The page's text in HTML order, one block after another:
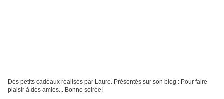
Des petits cadeaux réalisés par Laure. Présentés sur son blog : Pour faire
plaisir à des amies... Bonne soirée!